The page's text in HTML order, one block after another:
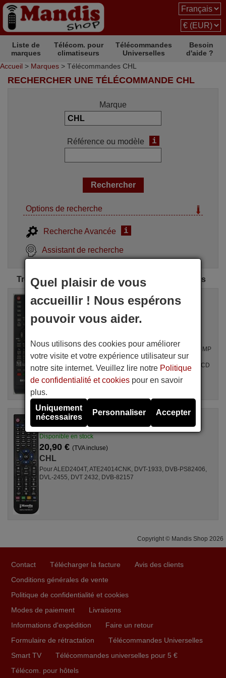
Liste de
marques
Télécom. pour
climatiseurs
Télécommandes
Universelles
Besoin
d'aide ?
Accueil > Marques > Télécommandes CHL
RECHERCHER UNE TÉLÉCOMMANDE CHL
Marque
Référence ou modèle i
Options de recherche
Recherche Avancée i
Assistant de recherche
Trouvez la télécommande CHL parfaite pour vous
Télécommande équivalente
REMCON1449
Disponible en stock
Pour LE-227012, PRT 24 KA 11, TVD-224 LED MP
01, DVX-2154D-LED, EX24DTVDVD2,
EX22DTVDVD2, TQL22F2VD001, SLIM LED LCD
Télécommande équivalente
HVS57632
Disponible en stock
20,90 € (TVA incluse)
CHL
Pour ALED2404T, ATE24014CNK, DVT-1933, DVB-PS82406,
DVL-2455, DVT 2432, DVB-82157
Copyright © Mandis Shop 2026
Contact Télécharger la facture
Avis des clients
Conditions générales de vente
Politique de confidentialité et cookies
Modes de paiement
Livraisons
Informations d'expédition
Faire un retour
Formulaire de rétractation
Télécommandes Universelles
Smart TV
Télécommandes universelles pour 5 €
Télécom. pour hôtels
Quel plaisir de vous
accueillir ! Nous espérons
pouvoir vous aider.
Nous utilisons des cookies pour améliorer
votre visite et votre expérience utilisateur sur
notre site internet. Veuillez lire notre Politique
de confidentialité et cookies pour en savoir
plus.
Uniquement
nécessaires
Personnaliser Accepter